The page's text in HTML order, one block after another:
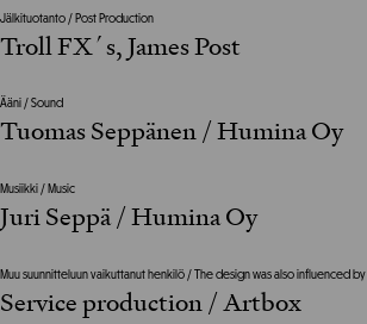
Jälkituotanto / Post Production
Troll FX´s, James Post
Ääni / Sound
Tuomas Seppänen / Humina Oy
Musiikki / Music
Juri Seppä / Humina Oy
Muu suunnitteluun vaikuttanut henkilö / The design was also influenced by
Service production / Artbox